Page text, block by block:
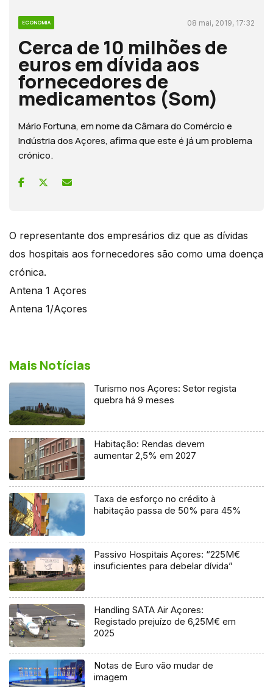
ECONOMIA 08 mai, 2019, 17:32
Cerca de 10 milhões de
euros em dívida aos
fornecedores de
medicamentos (Som)
Mário Fortuna, em nome da Câmara do Comércio e
Indústria dos Açores, afirma que este é já um problema
crónico.
O representante dos empresários diz que as dívidas
dos hospitais aos fornecedores são como uma doença
crónica.
Antena 1 Açores
Antena 1/Açores
Mais Notícias
Turismo nos Açores: Setor regista
quebra há 9 meses
Habitação: Rendas devem
aumentar 2,5% em 2027
Taxa de esforço no crédito à
habitação passa de 50% para 45%
Passivo Hospitais Açores: “225M€
insuficientes para debelar dívida”
Handling SATA Air Açores:
Registado prejuízo de 6,25M€ em
2025
Notas de Euro vão mudar de
imagem